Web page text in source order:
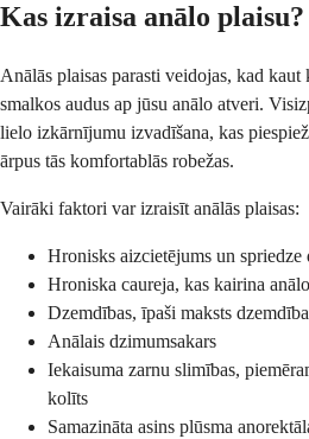
Kas izraisa anālo plaisu?
Anālās plaisas parasti veidojas, kad
smalkos audus ap jūsu anālo atveri.
lielo izkārnījumu izvadīšana, kas
ārpus tās komfortablās robežas.
Vairāki faktori var izraisīt anālās plaisas:
Hronisks aizcietējums un spriedze
Hroniska caureja, kas kairina
Dzemdības, īpaši maksts
Anālais dzimumsakars
Iekaisuma zarnu slimības,
kolīts
Samazināta asins plūsma